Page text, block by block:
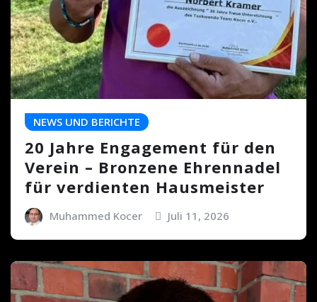
NEWS UND BERICHTE
20 Jahre Engagement für den
Verein – Bronzene Ehrennadel
für verdienten Hausmeister
Muhammed Kocer Juli 11, 2026